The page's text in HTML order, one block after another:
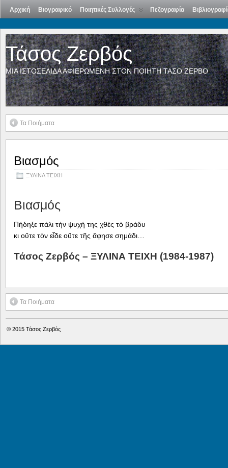
Αρχική Βιογραφικό Ποιητικές Συλλογές Πεζογραφία
Τάσος Ζερβός
ΜΙΑ ΙΣΤΟΣΕΛΙΔΑ ΑΦΙΕΡΩΜΕΝΗ ΣΤΟΝ ΠΟΙΗΤΗ ΤΑΣΟ ΖΕΡΒΟ
Τα Ποιήματα
Βιασμός
ΞΥΛΙΝΑ ΤΕΙΧΗ
Βιασμός
Πήδηξε πάλι τὴν ψυχή της χθὲς τὸ βράδυ
κι οὔτε τὸν εἶδε οὔτε τῆς ἄφησε σημάδι…
Τάσος Ζερβός – ΞΥΛΙΝΑ ΤΕΙΧΗ (1984-1987)
Τα Ποιήματα
© 2015 Τάσος Ζερβός